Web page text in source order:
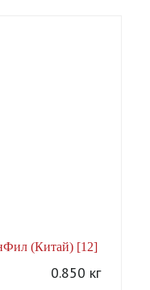
(Китай) [12]
0.850 кг